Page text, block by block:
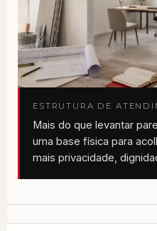
ESTRUTURA DE
Mais do que levantar
uma base física para
mais privacidade,